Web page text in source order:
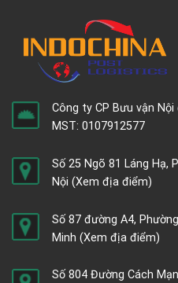
Công ty CP Bưu vận
MST: 0107912577
Số 25 Ngõ 81 Láng Hạ,
Nội (Xem địa điểm)
Số 87 đường A4,
Minh (Xem địa điểm)
Số 804 Đường Cách